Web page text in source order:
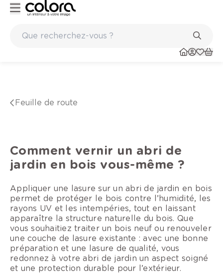
Feuille de route
Comment vernir un abri de
jardin en bois vous-même ?
Appliquer une lasure sur un abri de jardin en bois
permet de protéger le bois contre l’humidité, les
rayons UV et les intempéries, tout en laissant
apparaître la structure naturelle du bois. Que
vous souhaitiez traiter un bois neuf ou renouveler
une couche de lasure existante : avec une bonne
préparation et une lasure de qualité, vous
redonnez à votre abri de jardin un aspect soigné
et une protection durable pour l’extérieur.